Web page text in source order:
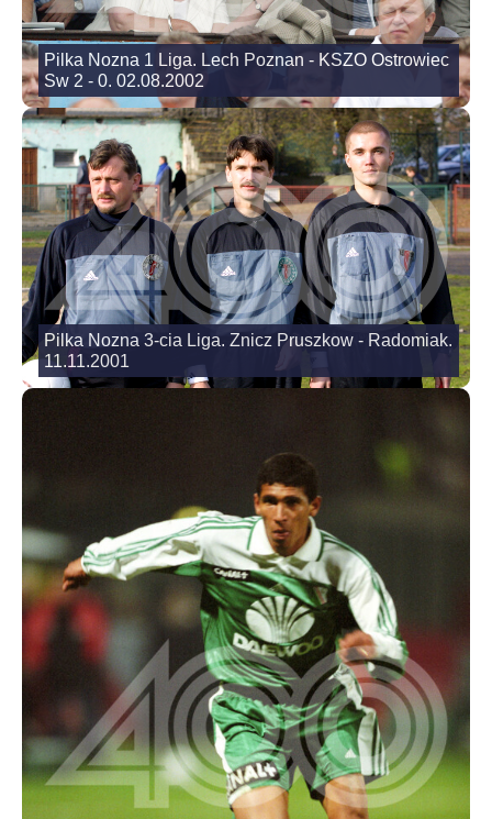
Pilka Nozna 1 Liga. Lech Poznan - KSZO Ostrowiec
Sw 2 - 0. 02.08.2002
Pilka Nozna 3-cia Liga. Znicz Pruszkow - Radomiak.
11.11.2001